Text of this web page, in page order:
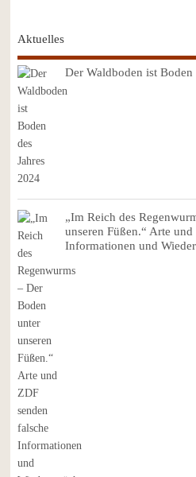
Aktuelles
Der Waldboden ist Boden
„Im Reich des
unseren Füßen.“ Arte
Informationen und